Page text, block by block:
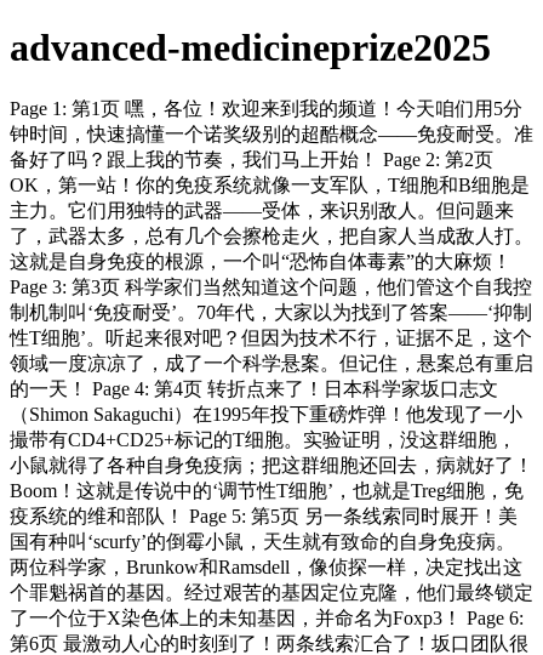
advanced-medicineprize2025
Page 1: 第1页 嘿，各位！欢迎来到我的频道！今天咱们用5分
钟时间，快速搞懂一个诺奖级别的超酷概念——免疫耐受。准
备好了吗？跟上我的节奏，我们马上开始！ Page 2: 第2页
OK，第一站！你的免疫系统就像一支军队，T细胞和B细胞是
主力。它们用独特的武器——受体，来识别敌人。但问题来
了，武器太多，总有几个会擦枪走火，把自家人当成敌人打。
这就是自身免疫的根源，一个叫“恐怖自体毒素”的大麻烦！
Page 3: 第3页 科学家们当然知道这个问题，他们管这个自我控
制机制叫‘免疫耐受’。70年代，大家以为找到了答案——‘抑制
性T细胞’。听起来很对吧？但因为技术不行，证据不足，这个
领域一度凉凉了，成了一个科学悬案。但记住，悬案总有重启
的一天！ Page 4: 第4页 转折点来了！日本科学家坂口志文
（Shimon Sakaguchi）在1995年投下重磅炸弹！他发现了一小
撮带有CD4+CD25+标记的T细胞。实验证明，没这群细胞，
小鼠就得了各种自身免疫病；把这群细胞还回去，病就好了！
Boom！这就是传说中的‘调节性T细胞’，也就是Treg细胞，免
疫系统的维和部队！ Page 5: 第5页 另一条线索同时展开！美
国有种叫‘scurfy’的倒霉小鼠，天生就有致命的自身免疫病。
两位科学家，Brunkow和Ramsdell，像侦探一样，决定找出这
个罪魁祸首的基因。经过艰苦的基因定位克隆，他们最终锁定
了一个位于X染色体上的未知基因，并命名为Foxp3！ Page 6:
第6页 最激动人心的时刻到了！两条线索汇合了！坂口团队很